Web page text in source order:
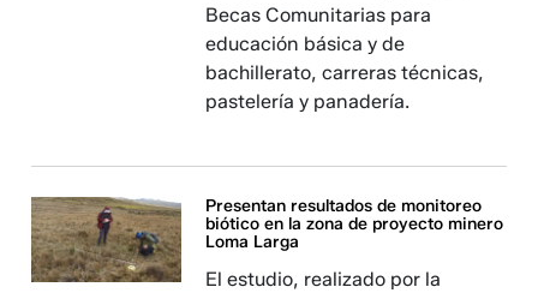
Becas Comunitarias para
educación básica y de
bachillerato, carreras técnicas,
pastelería y panadería.
Presentan resultados de monitoreo
biótico en la zona de proyecto minero
Loma Larga
El estudio, realizado por la